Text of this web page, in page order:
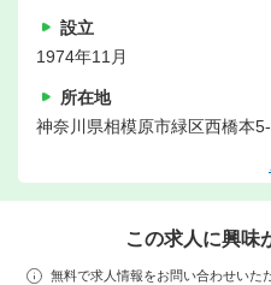
設立
1974年11月
所在地
神奈川県相模原市緑区西橋本
この求人に興味
無料で求人情報をお問い合わせいた